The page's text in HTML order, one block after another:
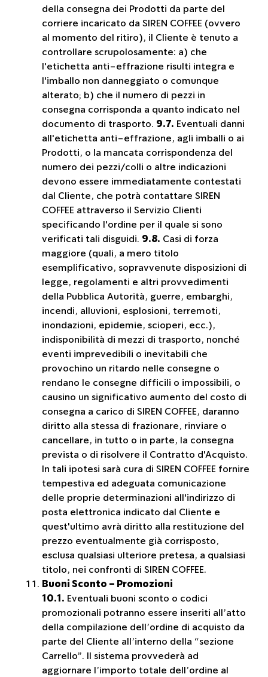
della consegna dei Prodotti da parte del
corriere incaricato da SIREN COFFEE (ovvero
al momento del ritiro), il Cliente è tenuto a
controllare scrupolosamente: a) che
l'etichetta anti-effrazione risulti integra e
l'imballo non danneggiato o comunque
alterato; b) che il numero di pezzi in
consegna corrisponda a quanto indicato nel
documento di trasporto. 9.7. Eventuali danni
all'etichetta anti-effrazione, agli imballi o ai
Prodotti, o la mancata corrispondenza del
numero dei pezzi/colli o altre indicazioni
devono essere immediatamente contestati
dal Cliente, che potrà contattare SIREN
COFFEE attraverso il Servizio Clienti
specificando l'ordine per il quale si sono
verificati tali disguidi. 9.8. Casi di forza
maggiore (quali, a mero titolo
esemplificativo, sopravvenute disposizioni di
legge, regolamenti e altri provvedimenti
della Pubblica Autorità, guerre, embarghi,
incendi, alluvioni, esplosioni, terremoti,
inondazioni, epidemie, scioperi, ecc.),
indisponibilità di mezzi di trasporto, nonché
eventi imprevedibili o inevitabili che
provochino un ritardo nelle consegne o
rendano le consegne difficili o impossibili, o
causino un significativo aumento del costo di
consegna a carico di SIREN COFFEE, daranno
diritto alla stessa di frazionare, rinviare o
cancellare, in tutto o in parte, la consegna
prevista o di risolvere il Contratto d'Acquisto.
In tali ipotesi sarà cura di SIREN COFFEE fornire
tempestiva ed adeguata comunicazione
delle proprie determinazioni all'indirizzo di
posta elettronica indicato dal Cliente e
quest'ultimo avrà diritto alla restituzione del
prezzo eventualmente già corrisposto,
esclusa qualsiasi ulteriore pretesa, a qualsiasi
titolo, nei confronti di SIREN COFFEE.
Buoni Sconto – Promozioni
10.1. Eventuali buoni sconto o codici
promozionali potranno essere inseriti all’atto
della compilazione dell’ordine di acquisto da
parte del Cliente all’interno della “sezione
Carrello”. Il sistema provvederà ad
aggiornare l’importo totale dell’ordine al